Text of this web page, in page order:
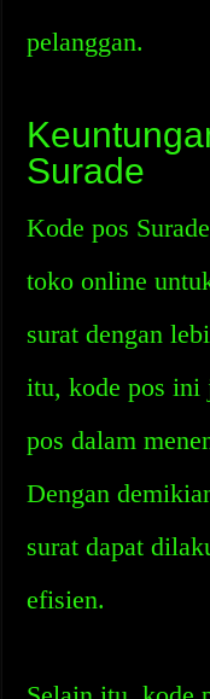
pelanggan.
Surade
Kode pos
toko online
surat dengan
itu, kode pos ini
pos dalam
Dengan
surat dapat
efisien.